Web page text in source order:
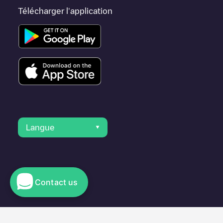
Télécharger l'application
Langue
© 2023 Electromaps
Contact us